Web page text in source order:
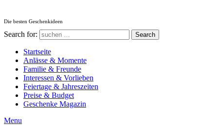
Die besten Geschenkideen
Search for: Search
Startseite
Anlässe & Momente
Familie & Freunde
Interessen & Vorlieben
Feiertage & Jahreszeiten
Preise & Budget
Geschenke Magazin
Menu